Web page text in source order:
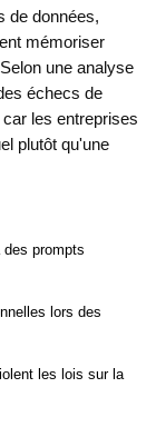
de données,
mémoriser
une analyse
échecs de
les entreprises
plutôt qu'une
prompts
lors des
les lois sur la